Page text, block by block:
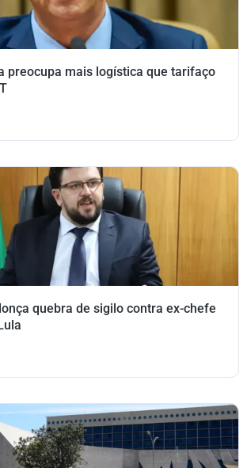
preocupa mais logística que tarifaço
quebra de sigilo contra ex-chefe